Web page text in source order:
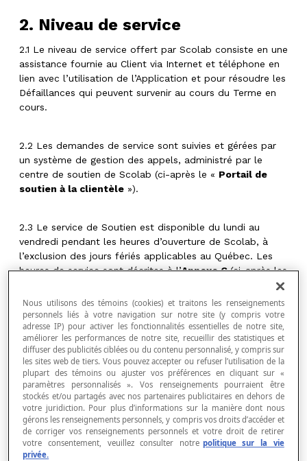
2. Niveau de service
2.1 Le niveau de service offert par Scolab consiste en une
assistance fournie au Client via Internet et téléphone en
lien avec l’utilisation de l’Application et pour résoudre les
Défaillances qui peuvent survenir au cours du Terme en
cours.
2.2 Les demandes de service sont suivies et gérées par
un système de gestion des appels, administré par le
centre de soutien de Scolab (ci-après le « Portail de
soutien à la clientèle »).
2.3 Le service de Soutien est disponible du lundi au
vendredi pendant les heures d’ouverture de Scolab, à
l’exclusion des jours fériés applicables au Québec. Les
heures de service sont décrites à l’Annexe C(ci-après les
2.4Classification par niveau de priorité. Les
Défaillances sont classées par Scolab en fonction de la
gravité de l’impact sur l’utilisation de l’Application, selon
le tableau de l’Annexe B. Le Client comprend et accepte
que la classification de la priorité des demandes sera
déterminée par Scolab à sa seule discrétion.
3.Obligations du client
Nous utilisons des témoins (cookies) et traitons les renseignements
personnels liés à votre navigation sur notre site (y compris votre
adresse IP) pour activer les fonctionnalités essentielles de notre site,
améliorer les performances de notre site, recueillir des statistiques et
diffuser des publicités ciblées ou du contenu personnalisé, y compris sur
les sites web de tiers. Vous pouvez accepter ou refuser l’utilisation de la
plupart des témoins ou ajuster vos préférences en cliquant sur «
paramètres personnalisés ». Vos renseignements pourraient être
stockés et/ou partagés avec nos partenaires publicitaires en dehors de
votre juridiction. Pour plus d’informations sur la manière dont nous
gérons les renseignements personnels, y compris vos droits d’accéder et
de corriger vos renseignements personnels et votre droit de retirer
votre consentement, veuillez consulter notre politique sur la vie
privée.